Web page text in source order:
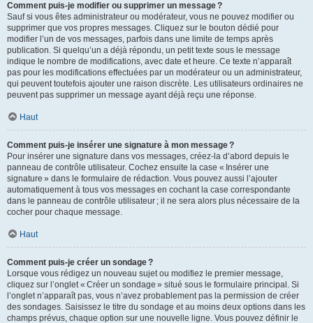
Comment puis-je modifier ou supprimer un message ?
Sauf si vous êtes administrateur ou modérateur, vous ne pouvez modifier ou
supprimer que vos propres messages. Cliquez sur le bouton dédié pour
modifier l’un de vos messages, parfois dans une limite de temps après
publication. Si quelqu’un a déjà répondu, un petit texte sous le message
indique le nombre de modifications, avec date et heure. Ce texte n’apparaît
pas pour les modifications effectuées par un modérateur ou un administrateur,
qui peuvent toutefois ajouter une raison discrète. Les utilisateurs ordinaires ne
peuvent pas supprimer un message ayant déjà reçu une réponse.
Haut
Comment puis-je insérer une signature à mon message ?
Pour insérer une signature dans vos messages, créez-la d’abord depuis le
panneau de contrôle utilisateur. Cochez ensuite la case « Insérer une
signature » dans le formulaire de rédaction. Vous pouvez aussi l’ajouter
automatiquement à tous vos messages en cochant la case correspondante
dans le panneau de contrôle utilisateur ; il ne sera alors plus nécessaire de la
cocher pour chaque message.
Haut
Comment puis-je créer un sondage ?
Lorsque vous rédigez un nouveau sujet ou modifiez le premier message,
cliquez sur l’onglet « Créer un sondage » situé sous le formulaire principal. Si
l’onglet n’apparaît pas, vous n’avez probablement pas la permission de créer
des sondages. Saisissez le titre du sondage et au moins deux options dans les
champs prévus, chaque option sur une nouvelle ligne. Vous pouvez définir le